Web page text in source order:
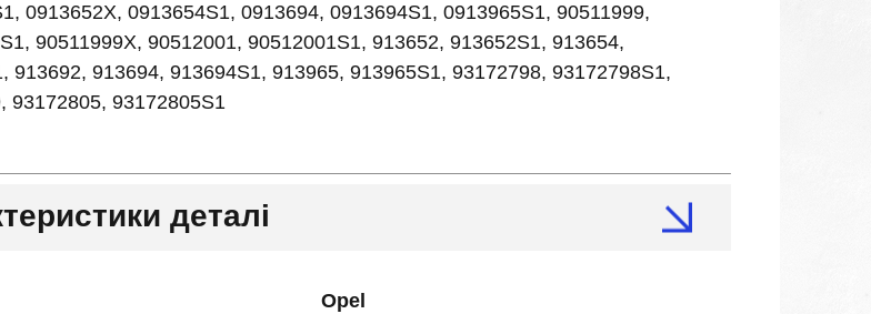
0913652X, 0913654S1, 0913694, 0913694S1, 0913965S1, 90511999,
90511999X, 90512001, 90512001S1, 913652, 913652S1, 913654,
913692, 913694, 913694S1, 913965, 913965S1, 93172798, 93172798S1,
93172805, 93172805S1
деталі
Opel